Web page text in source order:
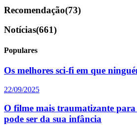
Recomendação(73)
Notícias(661)
Populares
Os melhores sci-fi em que
22/09/2025
O filme mais traumatizante
pode ser da sua infância